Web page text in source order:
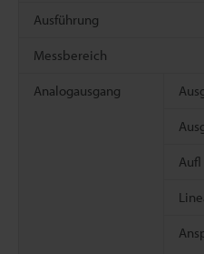
Ausführung
Messbereich
Analogausgang
Aufl